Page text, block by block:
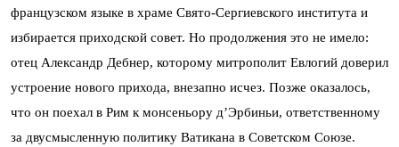
французском языке в храме Свято-Сергиевского института и
избирается приходской совет. Но продолжения это не имело:
отец Александр Дебнер, которому митрополит Евлогий доверил
устроение нового прихода, внезапно исчез. Позже оказалось,
что он поехал в Рим к монсеньору д’Эрбиньи, ответственному
за двусмысленную политику Ватикана в Советском Союзе.